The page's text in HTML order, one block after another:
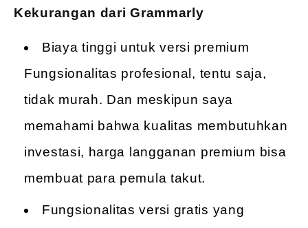
Kekurangan dari Grammarly
Biaya tinggi untuk versi premium
Fungsionalitas profesional, tentu saja,
tidak murah. Dan meskipun saya
memahami bahwa kualitas membutuhkan
investasi, harga langganan premium bisa
membuat para pemula takut.
Fungsionalitas versi gratis yang